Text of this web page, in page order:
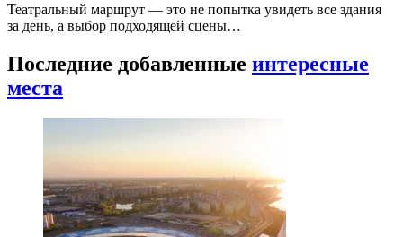
Театральный маршрут — это не попытка увидеть все здания
за день, а выбор подходящей сцены…
Последние добавленные интересные
места